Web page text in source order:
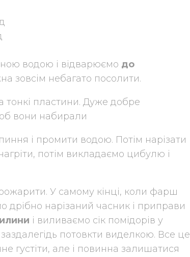
водою і відварюємо до
зовсім небагато посолити.
тонкі пластини. Дуже добре
вони набирали
і промити водою. Потім нарізати
потім викладаємо цибулю і
У самому кінці, коли фарш
дрібно нарізаний часник і приправи
і виливаємо сік помідорів у
потовкти виделкою. Все це
густіти, але і повинна залишатися